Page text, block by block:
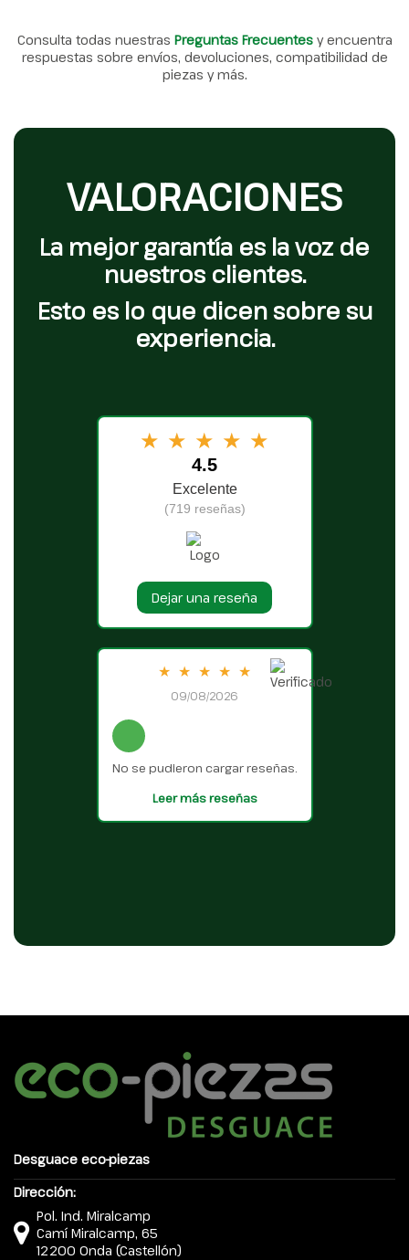
Consulta todas nuestras Preguntas Frecuentes y encuentra
respuestas sobre envíos, devoluciones, compatibilidad de
piezas y más.
VALORACIONES
La mejor garantía es la voz de
nuestros clientes.
Esto es lo que dicen sobre su
experiencia.
★ ★ ★ ★ ★
4.5
Excelente
(719 reseñas)
Dejar una reseña
★ ★ ★ ★ ★
09/08/2026
No se pudieron cargar reseñas.
Leer más reseñas
Desguace eco-piezas
Dirección:
Pol. Ind. Miralcamp
Camí Miralcamp, 65
12200 Onda (Castellón)